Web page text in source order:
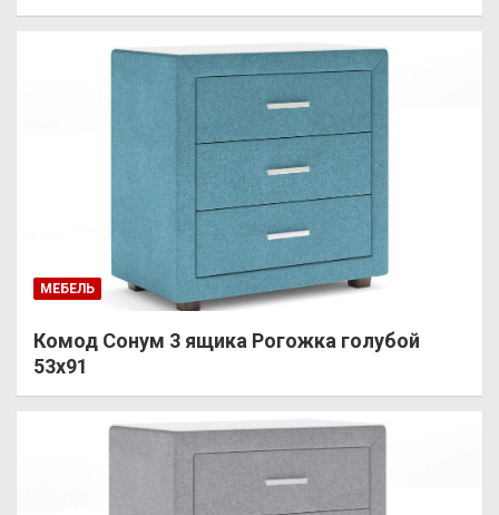
МЕБЕЛЬ
Комод Сонум 3 ящика Рогожка голубой
53х91